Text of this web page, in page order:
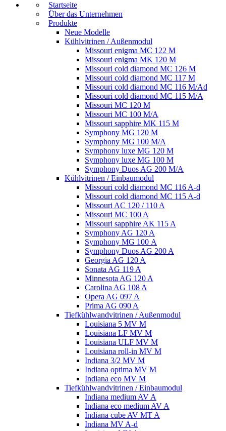
Start­sei­te
Über das Unternehmen
Produkte
Neue Modelle
Kühlvitrinen / Außenmodul
Missouri enigma MC 122 M
Missouri enigma MK 120 M
Missouri cold diamond MC 126 M
Missouri cold diamond MC 117 M
Missouri cold diamond MC 116 M/Ad
Missouri cold diamond MC 115 M/A
Missouri MC 120 M
Missouri MC 100 M/A
Missouri sapphire MK 115 M
Symphony MG 120 M
Symphony MG 100 M/А
Symphony luxe MG 120 M
Symphony luxe MG 100 M
Symphony Duos AG 200 M/A
Kühlvitrinen / Einbaumodul
Missouri cold diamond MC 116 A-d
Missouri cold diamond MC 115 A-d
Missouri AC 120 / 110 A
Missouri MC 100 A
Missouri sapphire AK 115 A
Symphony AG 120 A
Symphony MG 100 А
Symphony Duos AG 200 A
Georgia AG 120 A
Sonata AG 119 A
Minnesota AG 120 A
Carolina AG 108 A
Opera AG 097 A
Prima AG 090 A
Tiefkühlwandvitrinen / Außenmodul
Louisiana 5 MV M
Louisiana LF MV M
Louisiana ULF MV M
Louisiana roll-in MV M
Indiana 3/2 MV M
Indiana optima MV M
Indiana eco MV M
Tiefkühlwandvitrinen / Einbaumodul
Indiana medium AV A
Indiana eco medium AV A
Indiana cube AV MT A
Indiana MV A-d